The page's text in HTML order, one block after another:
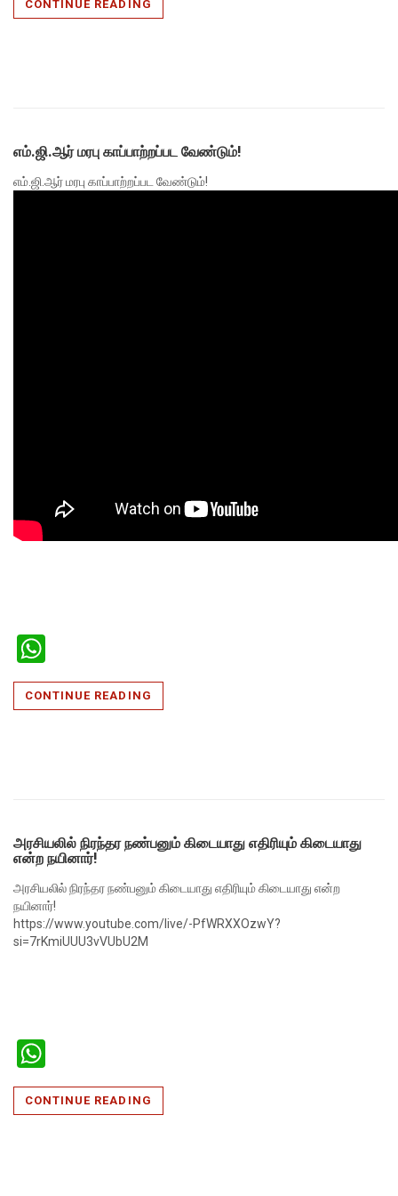
CONTINUE READING
எம்.ஜி.ஆர் மரபு காப்பாற்றப்பட வேண்டும்!
எம்.ஜி.ஆர் மரபு காப்பாற்றப்பட வேண்டும்!
CONTINUE READING
அரசியலில் நிரந்தர நண்பனும் கிடையாது எதிரியும் கிடையாது
என்ற நயினார்!
அரசியலில் நிரந்தர நண்பனும் கிடையாது எதிரியும் கிடையாது என்ற
நயினார்!
https://www.youtube.com/live/-PfWRXXOzwY?
si=7rKmiUUU3vVUbU2M
CONTINUE READING